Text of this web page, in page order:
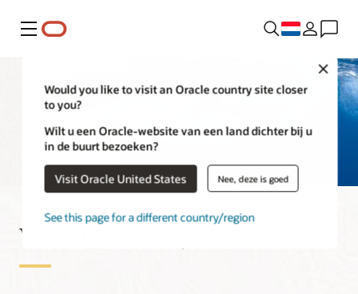
Menu
Close
Would you like to visit an Oracle country site closer
to you?
Wilt u een Oracle-website van een land dichter bij u
in de buurt bezoeken?
Visit Oracle United States Nee, deze is goed
See this page for a different country/region
World Oceans Day 2022